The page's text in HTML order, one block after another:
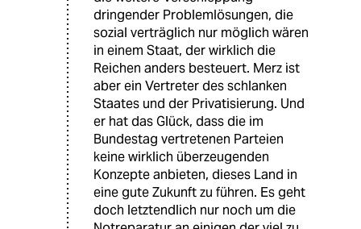
dringender Problemlösungen, die
sozial verträglich nur möglich wären
in einem Staat, der wirklich die
Reichen anders besteuert. Merz ist
aber ein Vertreter des schlanken
Staates und der Privatisierung. Und
er hat das Glück, dass die im
Bundestag vertretenen Parteien
keine wirklich überzeugenden
Konzepte anbieten, dieses Land in
eine gute Zukunft zu führen. Es geht
doch letztendlich nur noch um die